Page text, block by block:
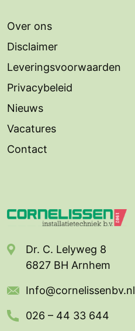
Over ons
Disclaimer
Leveringsvoorwaarden
Privacybeleid
Nieuws
Vacatures
Contact
Dr. C. Lelyweg 8
6827 BH Arnhem
Info@cornelissenbv.nl
026 – 44 33 644